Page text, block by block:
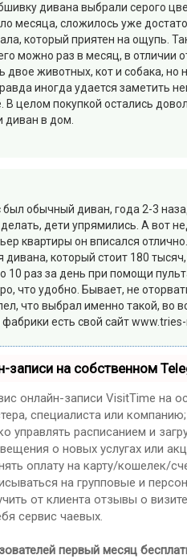
дивана выбрали серого
месяца, сложилось уже
который приятен на ощупь.
можно раз в месяц, в
двое животных, кот и собака,
иногда удается заметить
В целом покупкой остались
диван в дом.
был обычный диван, года 2-3
делать, дети упрямились. А вот
квартиры он вписался
который стоит 180
10 раз за день при помощи
что удобно. Бывает, не
что выбрал именно такой, во
есть свой сайт
записи на собственном
онлайн-записи VisitTime на
специалиста или компанию;
управлять расписанием и
о новых услугах или
оплату на карту/кошелек/
на групповые и
от клиента отзывы о
сервис чаевых.
первый месяц